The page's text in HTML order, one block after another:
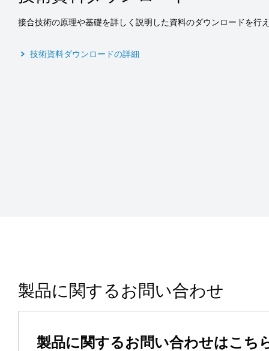
接合技術の原理や基礎を詳しく説明した資料のダウンロードを行
技術資料ダウンロードの詳細
製品に関するお問い合わせ
製品に関するお問い合わせはこち